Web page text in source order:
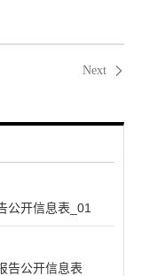
Next
公开信息表_01
告公开信息表